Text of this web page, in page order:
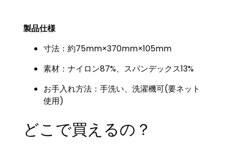
製品仕様
寸法：約75mm×370mm×105mm
素材：ナイロン87%、スパンデックス13%
お手入れ方法：手洗い、洗濯機可(要ネット
使用)
どこで買えるの？